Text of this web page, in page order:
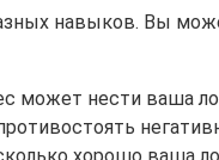
навыков. Вы
может нести ваша